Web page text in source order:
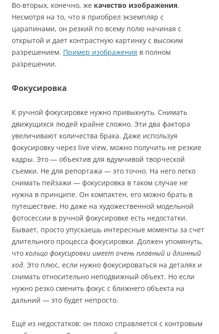
Во-вторых, конечно, же качество изображения.
Несмотря на то, что я приобрел экземпляр с
царапинами, он резкий по всему полю начиная с
открытой и дает контрастную картинку с высоким
разрешением. Пример изображения в полном
разрешении.
Фокусировка
К ручной фокусировке нужно привыкнуть. Снимать
движущихся людей крайне сложно. Эти два фактора
увеличивают количества брака. Даже используя
фокусировку через live view, можно получить не резкие
кадры. Это — объектив для вдумчивой творческой
съемки. Не для репортажа — это точно. На него легко
снимать пейзажи — фокусировка в таком случае не
нужна в принципе. Он компактен, его можно брать в
путешествие. Но даже на художественной модельной
фотосессии в ручной фокусировке есть недостатки.
Бывает, просто упускаешь интересные моменты за счет
длительного процесса фокусировки. Должен упомянуть,
что кольцо фокусировки имеет очень плавный и длинный
ход. Это плюс, если нужно фокусироваться на деталях и
снимать относительно неподвижный объект. Но если
нужно резко сменить фокус с ближнего объекта на
дальний — это будет непросто.
Ещё из недостатков: он плохо справляется с контровым